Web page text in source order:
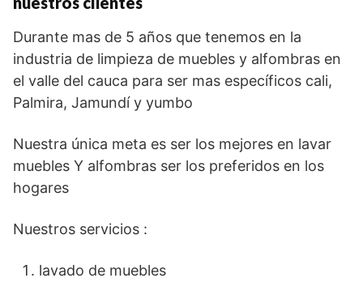
Durante mas de 5 años que tenemos en la
industria de limpieza de muebles y alfombras en
el valle del cauca para ser mas específicos cali,
Palmira, Jamundí y yumbo
Nuestra única meta es ser los mejores en lavar
muebles Y alfombras ser los preferidos en los
hogares
Nuestros servicios :
lavado de muebles